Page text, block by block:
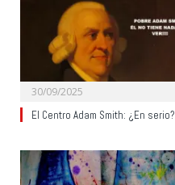
30/09/2025
El Centro Adam Smith: ¿En serio?